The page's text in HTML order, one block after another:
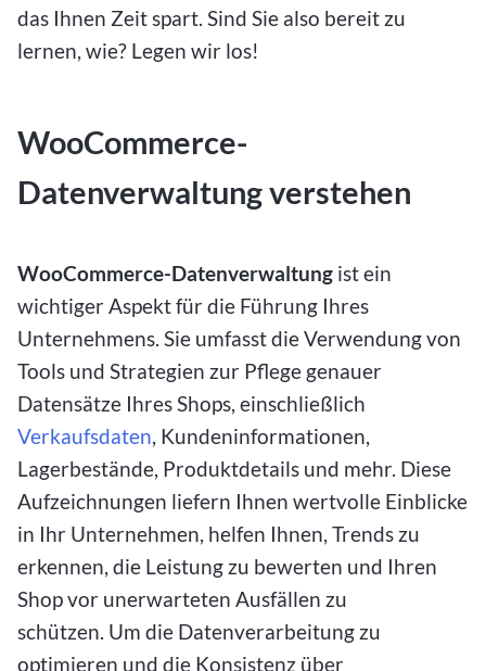
das Ihnen Zeit spart. Sind Sie also bereit zu
lernen, wie? Legen wir los!
WooCommerce-
Datenverwaltung verstehen
WooCommerce-Datenverwaltung ist ein
wichtiger Aspekt für die Führung Ihres
Unternehmens. Sie umfasst die Verwendung von
Tools und Strategien zur Pflege genauer
Datensätze Ihres Shops, einschließlich
Verkaufsdaten, Kundeninformationen,
Lagerbestände, Produktdetails und mehr. Diese
Aufzeichnungen liefern Ihnen wertvolle Einblicke
in Ihr Unternehmen, helfen Ihnen, Trends zu
erkennen, die Leistung zu bewerten und Ihren
Shop vor unerwarteten Ausfällen zu
schützen. Um die Datenverarbeitung zu
optimieren und die Konsistenz über